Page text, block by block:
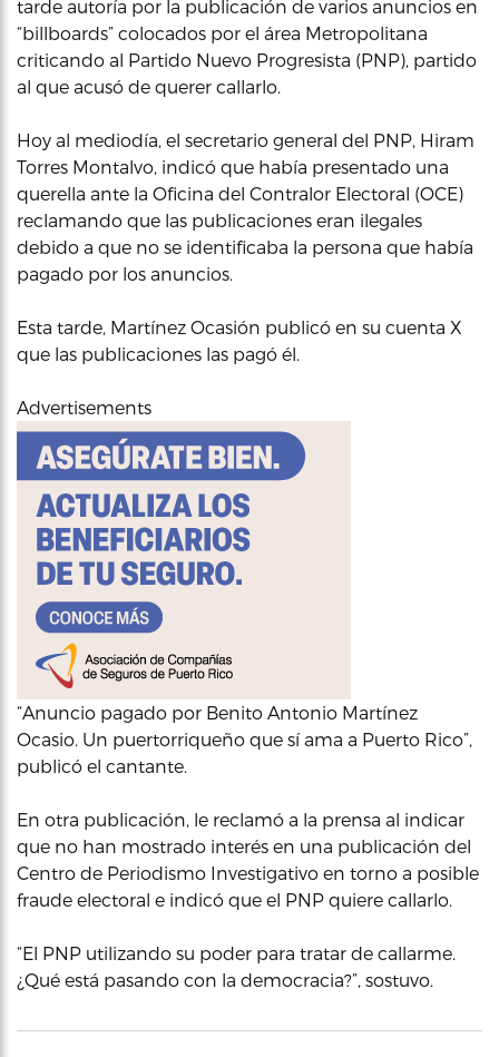
tarde autoría por la publicación de varios anuncios en
“billboards” colocados por el área Metropolitana
criticando al Partido Nuevo Progresista (PNP), partido
al que acusó de querer callarlo.
Hoy al mediodía, el secretario general del PNP, Hiram
Torres Montalvo, indicó que había presentado una
querella ante la Oficina del Contralor Electoral (OCE)
reclamando que las publicaciones eran ilegales
debido a que no se identificaba la persona que había
pagado por los anuncios.
Esta tarde, Martínez Ocasión publicó en su cuenta X
que las publicaciones las pagó él.
Advertisements
“Anuncio pagado por Benito Antonio Martínez
Ocasio. Un puertorriqueño que sí ama a Puerto Rico”,
publicó el cantante.
En otra publicación, le reclamó a la prensa al indicar
que no han mostrado interés en una publicación del
Centro de Periodismo Investigativo en torno a posible
fraude electoral e indicó que el PNP quiere callarlo.
“El PNP utilizando su poder para tratar de callarme.
¿Qué está pasando con la democracia?”, sostuvo.